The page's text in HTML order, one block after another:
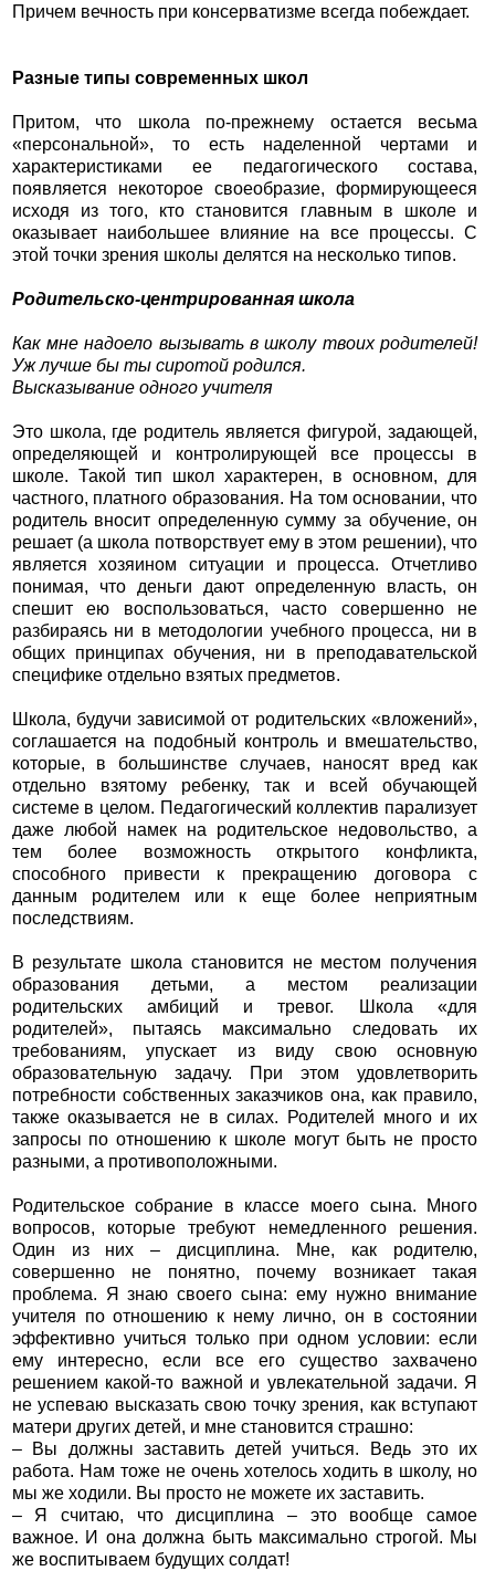
Причем вечность при консерватизме всегда побеждает.
Разные типы современных школ
Притом, что школа по-прежнему остается весьма
«персональной», то есть наделенной чертами и
характеристиками ее педагогического состава,
появляется некоторое своеобразие, формирующееся
исходя из того, кто становится главным в школе и
оказывает наибольшее влияние на все процессы. С
этой точки зрения школы делятся на несколько типов.
Родительско-центрированная школа
Как мне надоело вызывать в школу твоих родителей!
Уж лучше бы ты сиротой родился.
Высказывание одного учителя
Это школа, где родитель является фигурой, задающей,
определяющей и контролирующей все процессы в
школе. Такой тип школ характерен, в основном, для
частного, платного образования. На том основании, что
родитель вносит определенную сумму за обучение, он
решает (а школа потворствует ему в этом решении), что
является хозяином ситуации и процесса. Отчетливо
понимая, что деньги дают определенную власть, он
спешит ею воспользоваться, часто совершенно не
разбираясь ни в методологии учебного процесса, ни в
общих принципах обучения, ни в преподавательской
специфике отдельно взятых предметов.
Школа, будучи зависимой от родительских «вложений»,
соглашается на подобный контроль и вмешательство,
которые, в большинстве случаев, наносят вред как
отдельно взятому ребенку, так и всей обучающей
системе в целом. Педагогический коллектив парализует
даже любой намек на родительское недовольство, а
тем более возможность открытого конфликта,
способного привести к прекращению договора с
данным родителем или к еще более неприятным
последствиям.
В результате школа становится не местом получения
образования детьми, а местом реализации
родительских амбиций и тревог. Школа «для
родителей», пытаясь максимально следовать их
требованиям, упускает из виду свою основную
образовательную задачу. При этом удовлетворить
потребности собственных заказчиков она, как правило,
также оказывается не в силах. Родителей много и их
запросы по отношению к школе могут быть не просто
разными, а противоположными.
Родительское собрание в классе моего сына. Много
вопросов, которые требуют немедленного решения.
Один из них – дисциплина. Мне, как родителю,
совершенно не понятно, почему возникает такая
проблема. Я знаю своего сына: ему нужно внимание
учителя по отношению к нему лично, он в состоянии
эффективно учиться только при одном условии: если
ему интересно, если все его существо захвачено
решением какой-то важной и увлекательной задачи. Я
не успеваю высказать свою точку зрения, как вступают
матери других детей, и мне становится страшно:
– Вы должны заставить детей учиться. Ведь это их
работа. Нам тоже не очень хотелось ходить в школу, но
мы же ходили. Вы просто не можете их заставить.
– Я считаю, что дисциплина – это вообще самое
важное. И она должна быть максимально строгой. Мы
же воспитываем будущих солдат!